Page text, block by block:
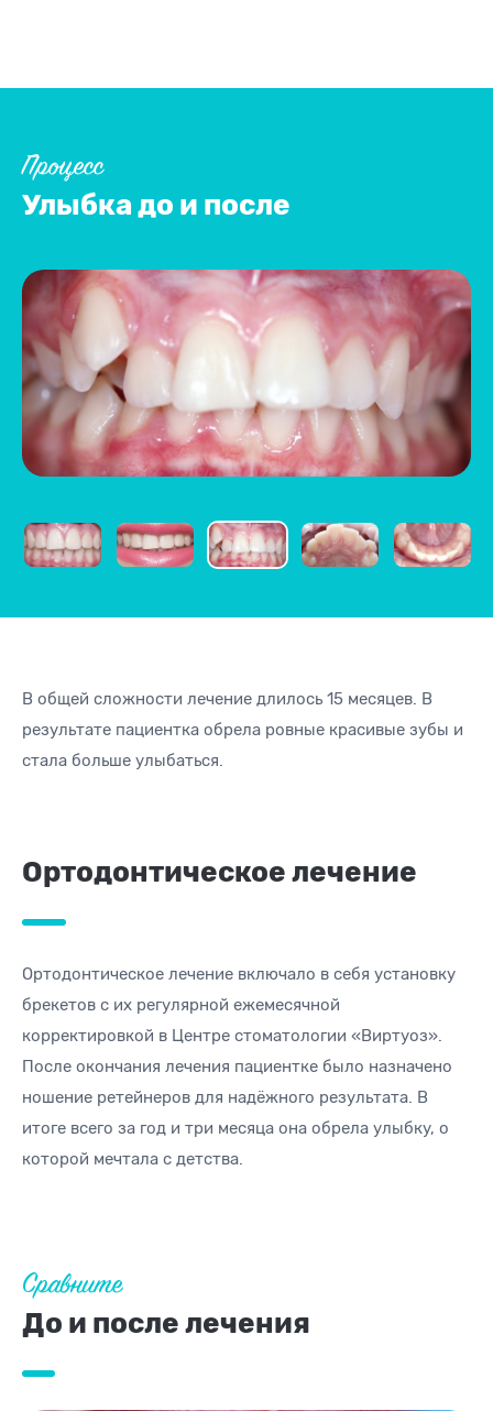
Процесс
Улыбка до и после
В общей сложности лечение длилось 15 месяцев. В
результате пациентка обрела ровные красивые зубы и
стала больше улыбаться.
Ортодонтическое лечение
Ортодонтическое лечение включало в себя установку
брекетов с их регулярной ежемесячной
корректировкой в Центре стоматологии «Виртуоз».
После окончания лечения пациентке было назначено
ношение ретейнеров для надёжного результата. В
итоге всего за год и три месяца она обрела улыбку, о
которой мечтала с детства.
Сравните
До и после лечения